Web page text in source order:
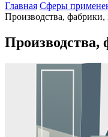
Главная Сферы
Производства, фабрики,
Производства,